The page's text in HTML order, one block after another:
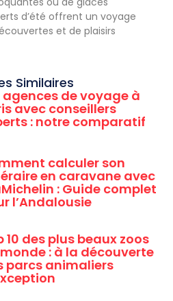
Similaires
agences de voyage à
avec conseillers
: notre comparatif
calculer son
en caravane avec
: Guide complet
l’Andalousie
10 des plus beaux zoos
: à la découverte
parcs animaliers
d’été offrent un voyage
et de plaisirs